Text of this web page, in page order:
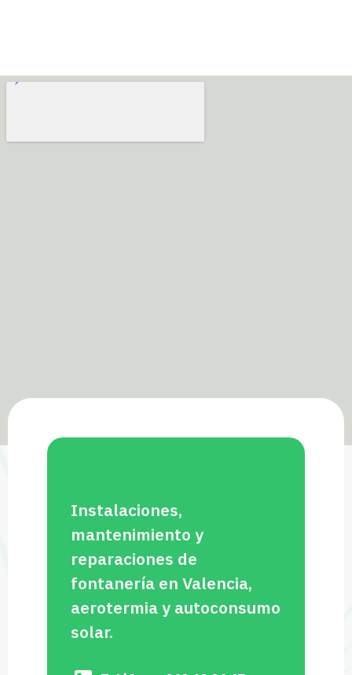
Instalaciones,
mantenimiento y
reparaciones de
fontanería en Valencia,
aerotermia y autoconsumo
solar.